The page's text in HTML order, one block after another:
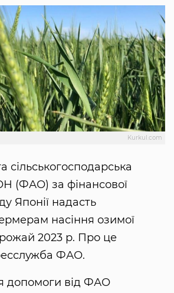
Kurkul.com
сільськогосподарська
(ФАО) за фінансової
Японії надасть
насіння озимої
2023 р. Про це
ФАО.
допомоги від ФАО